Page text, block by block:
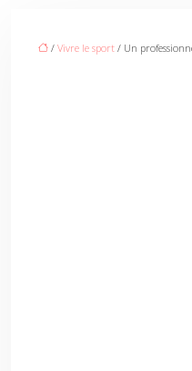
/ Vivre le sport / Un